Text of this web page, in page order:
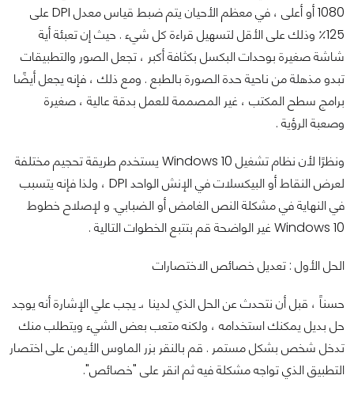
1080 أو أعلى ، في معظم الأحيان يتم ضبط قياس معدل DPI على
125٪ وذلك على الأقل لتسهيل قراءة كل شيء . حيث إن تعبئة أية
شاشة صغيرة بوحدات البكسل بكثافة أكبر ، تجعل الصور والتطبيقات
تبدو مذهلة من ناحية حدة الصورة بالطبع . ومع ذلك ، فإنه يجعل أيضًا
برامج سطح المكتب ، غير المصممة للعمل بدقة عالية ، صغيرة
وصعبة الرؤية .
ونظرًا لأن نظام تشغيل Windows 10 يستخدم طريقة تحجيم مختلفة
لعرض النقاط أو البيكسلات في الإنش الواحد DPI ، ولذا فإنه يتسبب
في النهاية في مشكلة النص الغامض أو الضبابي. و لإصلاح خطوط
Windows 10 غير الواضحة قم بتتبع الخطوات التالية .
الحل الأول : تعديل خصائص الاختصارات
حسناً ، قبل أن نتحدث عن الحل الذي لدينا ،ـ يجب علي الإشارة أنه يوجد
حل بديل يمكنك استخدامه ، ولكنه متعب بعض الشيء ويتطلب منك
تدخل شخص بشكل مستمر . قم بالنقر بزر الماوس الأيمن على اختصار
التطبيق الذي تواجه مشكلة فيه ثم انقر على "خصائص".